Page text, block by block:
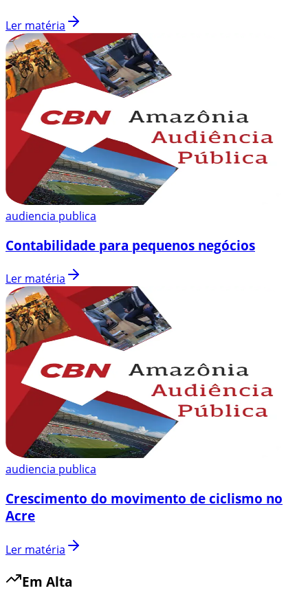
Ler matéria
audiencia publica
Contabilidade para pequenos negócios
Ler matéria
audiencia publica
Crescimento do movimento de ciclismo no
Acre
Ler matéria
Em Alta